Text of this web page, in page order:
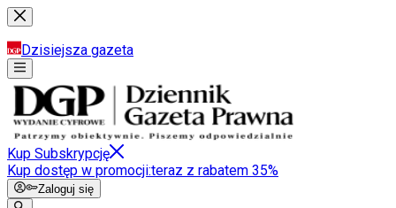
Dzisiejsza gazeta
Kup Subskrypcję
Kup dostęp w promocji:teraz z rabatem 35%
Zaloguj się